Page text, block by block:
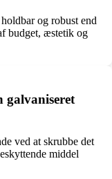
og robust end
budget, æstetik og
galvaniseret
ved at skrubbe det
middel